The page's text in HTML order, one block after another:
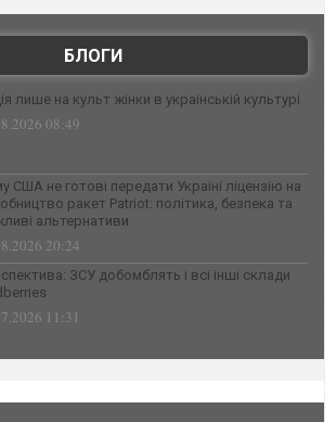
БЛОГИ
лише на культ жінки в українській культурі
08:49
США не готові передати Україні ліцензію на
ракет Patriot: політика, безпека та
альтернативи
20:24
ЗСУ добомблять і всі інші склади
11:31